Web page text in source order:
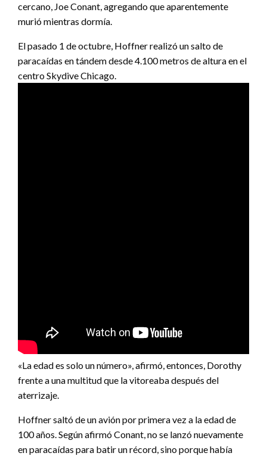
cercano, Joe Conant, agregando que aparentemente
murió mientras dormía.
El pasado 1 de octubre, Hoffner realizó un salto de
paracaídas en tándem desde 4.100 metros de altura en el
centro Skydive Chicago.
«La edad es solo un número», afirmó, entonces, Dorothy
frente a una multitud que la vitoreaba después del
aterrizaje.
Hoffner saltó de un avión por primera vez a la edad de
100 años. Según afirmó Conant, no se lanzó nuevamente
en paracaídas para batir un récord, sino porque había